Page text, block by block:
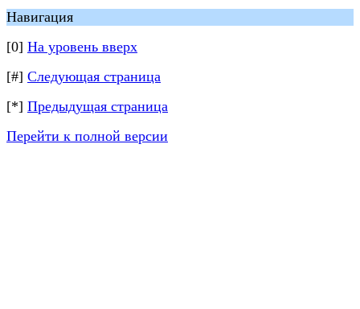
Навигация
[0] На уровень вверх
[#] Следующая страница
[*] Предыдущая страница
Перейти к полной версии